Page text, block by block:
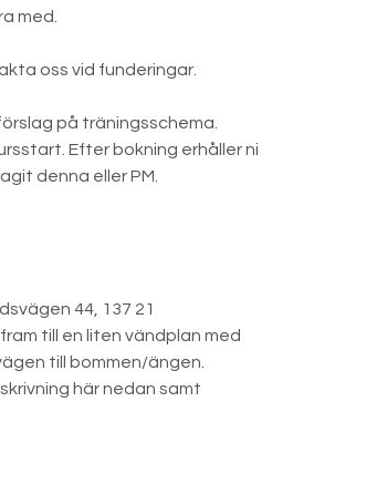
med.
oss vid funderingar.
på träningsschema.
Efter bokning erhåller ni
denna eller PM.
44, 137 21
till en liten vändplan med
till bommen/ängen.
här nedan samt